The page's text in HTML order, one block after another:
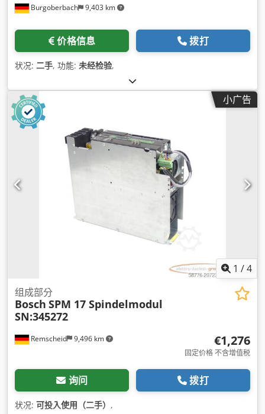
Burgoberbach 9,403 km
价格信息 拨打
状况: 二手, 功能: 未经检验,
小广告
1 /4
Remscheid 9,496 km
组成部分
Bosch SPM 17 Spindelmodul
SN:345272
€1,276
固定价格 不含增值税
询问 拨打
状况: 可投入使用（二手） ,